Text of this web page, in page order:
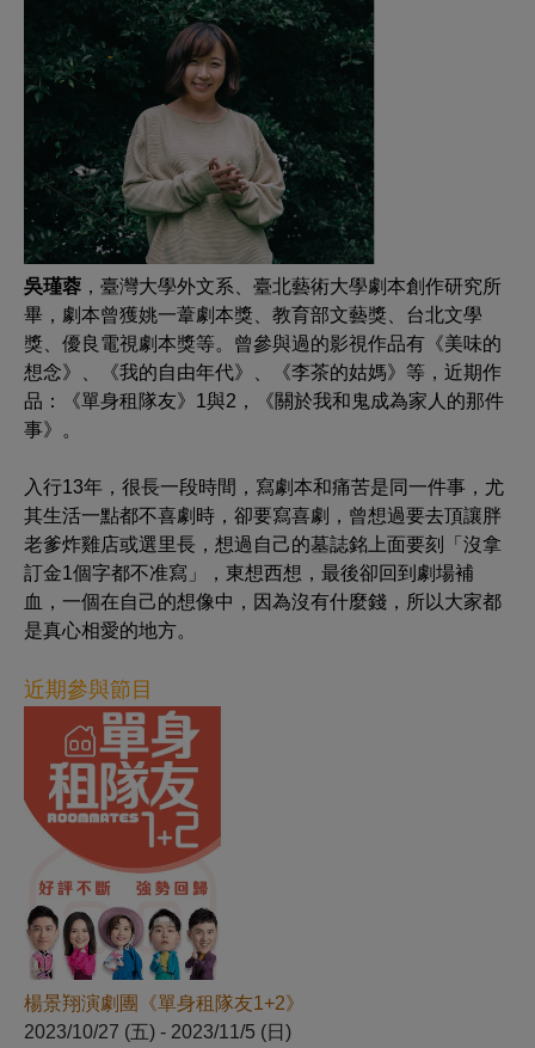
吳瑾蓉 ，臺灣大學外文系、臺北藝術大學劇本創作研究所
畢，劇本曾獲姚一葦劇本獎、教育部文藝獎、台北文學
獎、優良電視劇本獎等。曾參與過的影視作品有《美味的
想念》、《我的自由年代》、《李茶的姑媽》等，近期作
品：《單身租隊友》1與2，《關於我和鬼成為家人的那件
事》。
入行13年，很長一段時間，寫劇本和痛苦是同一件事，尤
其生活一點都不喜劇時，卻要寫喜劇，曾想過要去頂讓胖
老爹炸雞店或選里長，想過自己的墓誌銘上面要刻「沒拿
訂金1個字都不准寫」，東想西想，最後卻回到劇場補
血，一個在自己的想像中，因為沒有什麼錢，所以大家都
是真心相愛的地方。
近期參與節目
楊景翔演劇團《單身租隊友1+2》
2023/10/27 (五) - 2023/11/5 (日)